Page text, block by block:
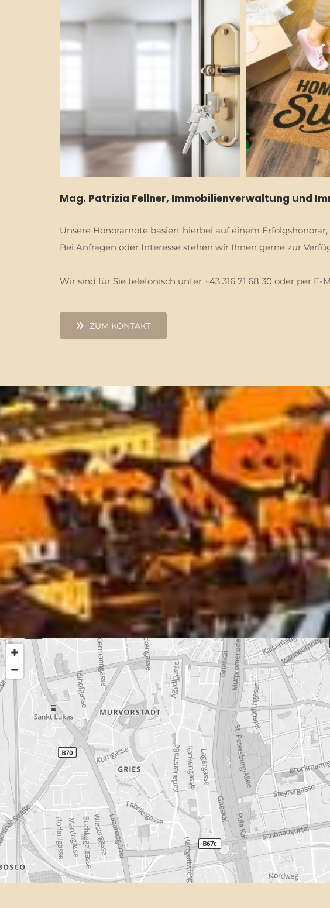
Mag. Patrizia Fellner, Immobilienverwaltung und
Unsere Honorarnote basiert hierbei auf einem
Bei Anfragen oder Interesse stehen wir Ihnen gerne zur
Wir sind für Sie telefonisch unter +43 316 71 68 30 oder per E-
ZUM KONTAKT